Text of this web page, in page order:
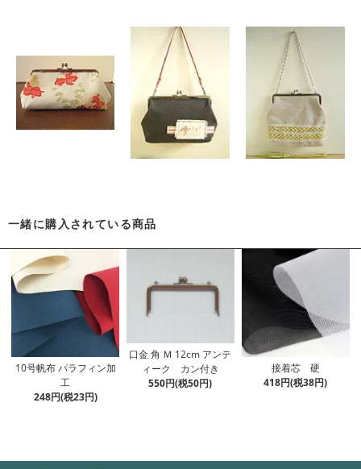
一緒に購入されている商品
10号帆布 パラフィン加
工
248円(税23円)
口金 角 Ｍ 12cm アンテ
ィーク カン付き
550円(税50円)
接着芯 硬
418円(税38円)